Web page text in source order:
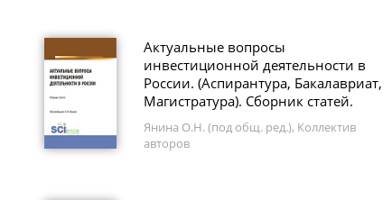
Актуальные вопросы
инвестиционной деятельности в
России. (Аспирантура, Бакалавриат,
Магистратура). Сборник статей.
Янина О.Н. (под общ. ред.), Коллектив
авторов